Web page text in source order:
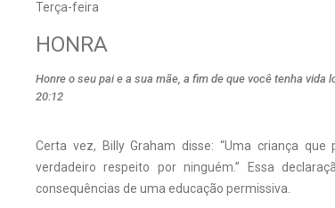
Terça-feira
HONRA
Honre o seu pai e a sua mãe, a fim de que você tenha vida
20:12
Certa vez, Billy Graham disse: “Uma criança
verdadeiro respeito por ninguém.” Essa
consequências de uma educação permissiva.